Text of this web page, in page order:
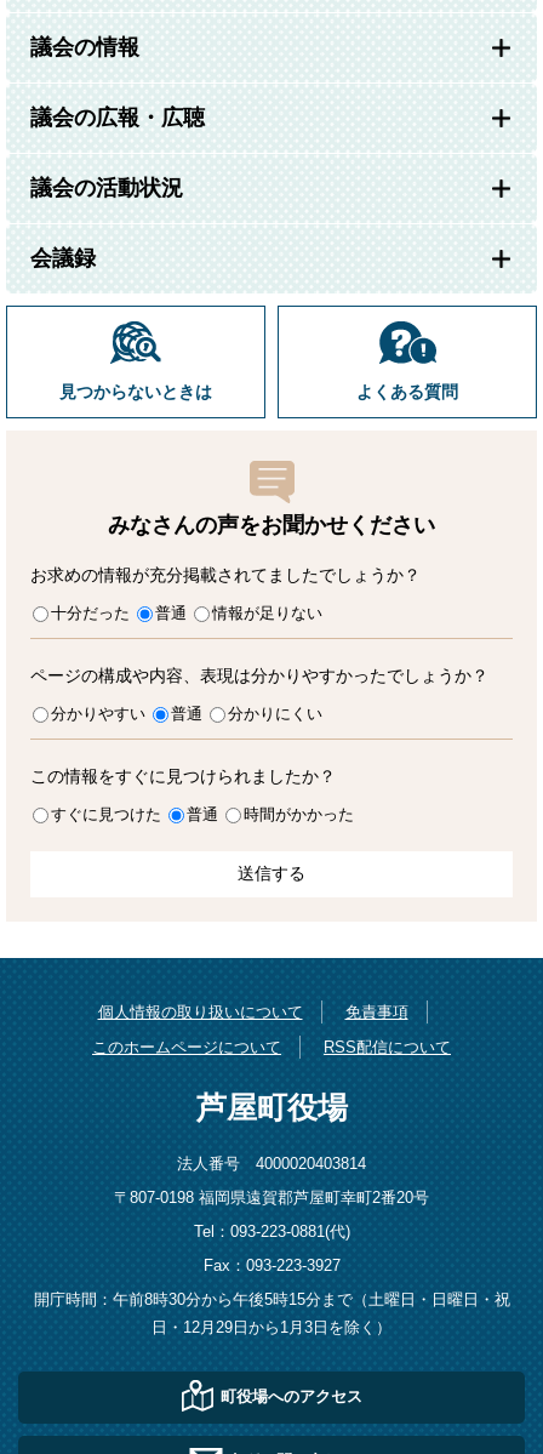
議会の情報
議会の広報・広聴
議会の活動状況
会議録
見つからないときは よくある質問
みなさんの声をお聞かせ ください
お求めの情報が充分掲載されてましたでしょうか？
十分だった 普通 情報が足りない
ページの構成や内容、表現は分かりやすかったでしょうか？
分かりやすい 普通 分かりにくい
この情報をすぐに見つけられましたか？
すぐに見つけた 普通 時間がかかった
個人情報の取り扱いについて
免責事項
このホームページについて
RSS配信について
芦屋町役場
法人番号 4000020403814
〒807-0198 福岡県遠賀郡芦屋町幸町2番20号
Tel：093-223-0881(代)
Fax：093-223-3927
開庁時間：午前8時30分から午後5時15分まで（土曜日・日曜日・祝
日・12月29日から1月3日を除く）
町役場へのアクセス